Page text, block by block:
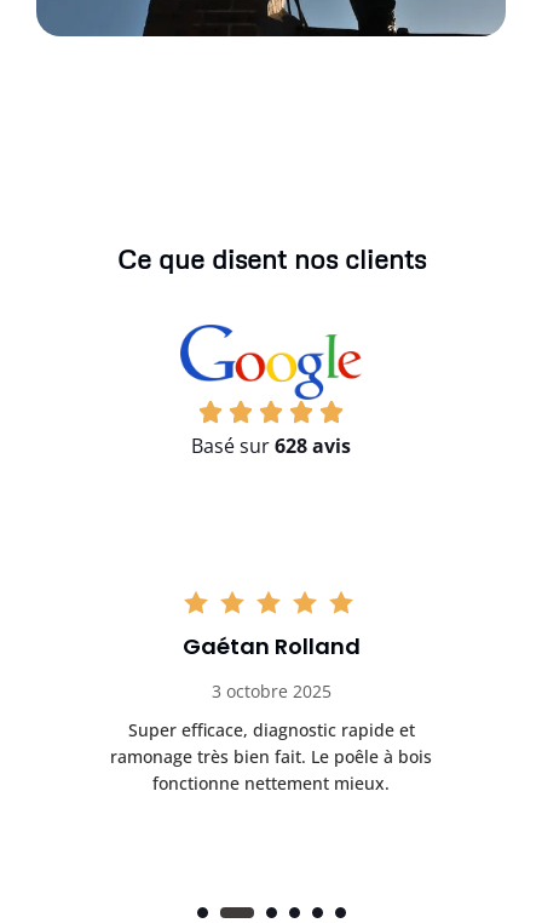
Ce que disent nos clients
Basé sur628 avis
Gaétan Rolland
3 octobre 2025
Super efficace, diagnostic rapide et
ramonage très bien fait. Le poêle à bois
fonctionne nettement mieux.